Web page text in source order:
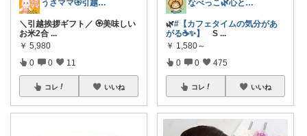
うさママ🏵️引越ギフト&ごみ箱＆収納
＼引越挨拶ギフト／ 🏵️美味しい
お米2合 ...
￥ 5,980
0 0 11
コレ いいね
なべっこ🌿心と体を整える暮らし
🌿#【カフェタイムの気分があ
がる☕✨】
S ...
￥ 1,580～
0 0 475
コレ いいね